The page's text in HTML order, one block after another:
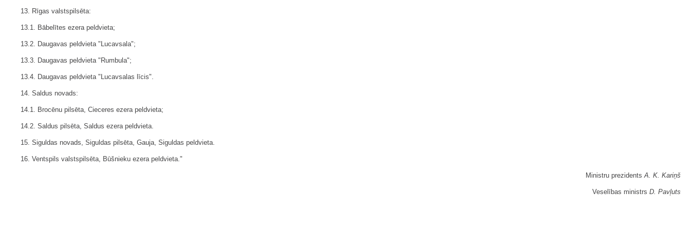
13. Rīgas valstspilsēta:
13.1. Bābelītes ezera peldvieta;
13.2. Daugavas peldvieta "Lucavsala";
13.3. Daugavas peldvieta "Rumbula";
13.4. Daugavas peldvieta "Lucavsalas līcis".
14. Saldus novads:
14.1. Brocēnu pilsēta, Cieceres ezera peldvieta;
14.2. Saldus pilsēta, Saldus ezera peldvieta.
15. Siguldas novads, Siguldas pilsēta, Gauja, Siguldas peldvieta.
16. Ventspils valstspilsēta, Būšnieku ezera peldvieta."
Ministru prezidentsA. K. Kariņš
Veselības ministrs D. Pavļuts